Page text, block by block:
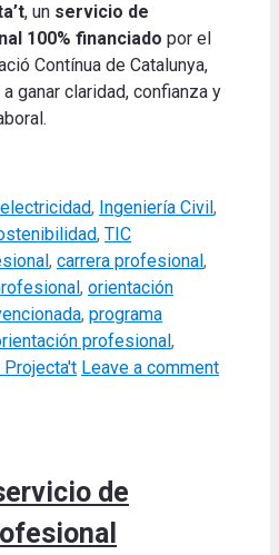
, un servicio de
100% financiado por el
Contínua de Catalunya,
ganar claridad, confianza y
, Ingeniería Civil ,
, TICTags
, carrera profesional ,
, orientación
, programa
profesional ,
Leave a comment
de